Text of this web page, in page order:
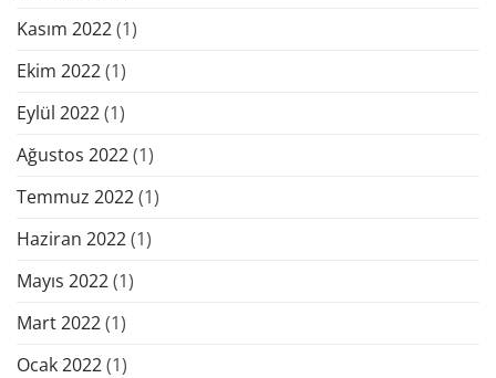
Kasım 2022(1)
Ekim 2022(1)
Eylül 2022(1)
Ağustos 2022(1)
Temmuz 2022(1)
Haziran 2022(1)
Mayıs 2022(1)
Mart 2022(1)
Ocak 2022(1)